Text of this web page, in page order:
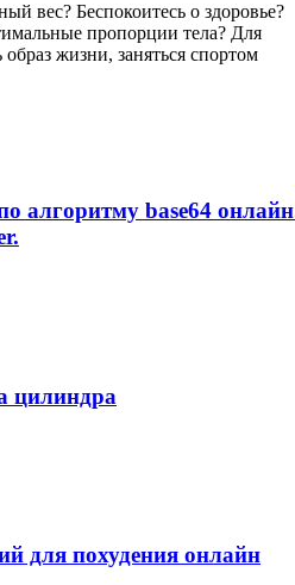
вес? Беспокоитесь о здоровье?
пропорции тела? Для
жизни, заняться спортом
алгоритму base64
цилиндра
для похудения онлайн